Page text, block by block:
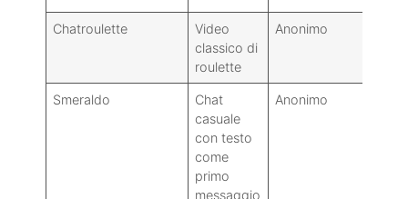
Chatroulette
Video
classico di
roulette
Anonimo
Smeraldo
Chat
casuale
con testo
come
primo
messaggio
Anonimo